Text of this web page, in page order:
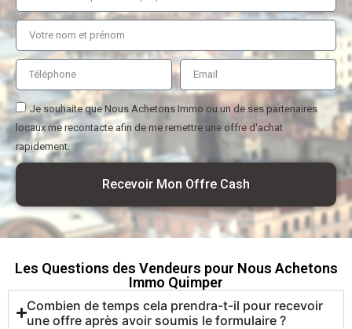
Je souhaite que Nous Achetons Immo ou un de ses partenaires
locaux me recontacte afin de me remettre une offre d'achat
rapidement.
Recevoir Mon Offre Cash
Les Questions des Vendeurs pour Nous Achetons
Immo Quimper
Combien de temps cela prendra-t-il pour recevoir
une offre après avoir soumis le formulaire ?